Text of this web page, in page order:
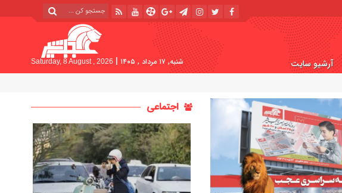
آرشیو سایت شنبه, ۱۷ مرداد , ۱۴۰۵ |
Saturday, 8 August , 2026
اجتماعی